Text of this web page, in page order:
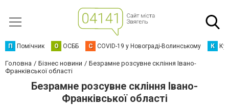
П Помічник О ОСББ C COVID-19 у Новограді-Волинському К
Головна Бізнес новини
Безрамне розсувне скління Івано-
Франківської області
Безрамне розсувне скління Івано-
Франківської області